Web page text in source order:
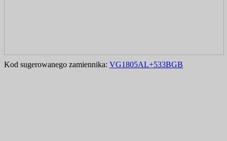
Kod sugerowanego zamiennika: VG1805AL+533BGB